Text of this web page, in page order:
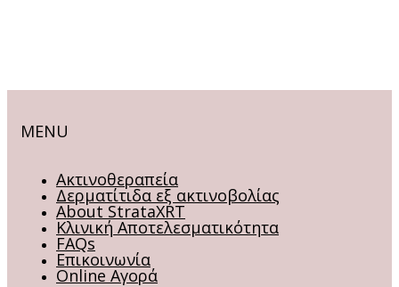
MENU
Ακτινοθεραπεία
Δερματίτιδα εξ ακτινοβολίας
About StrataXRT
Κλινική Αποτελεσματικότητα
FAQs
Επικοινωνία
Online Αγορά